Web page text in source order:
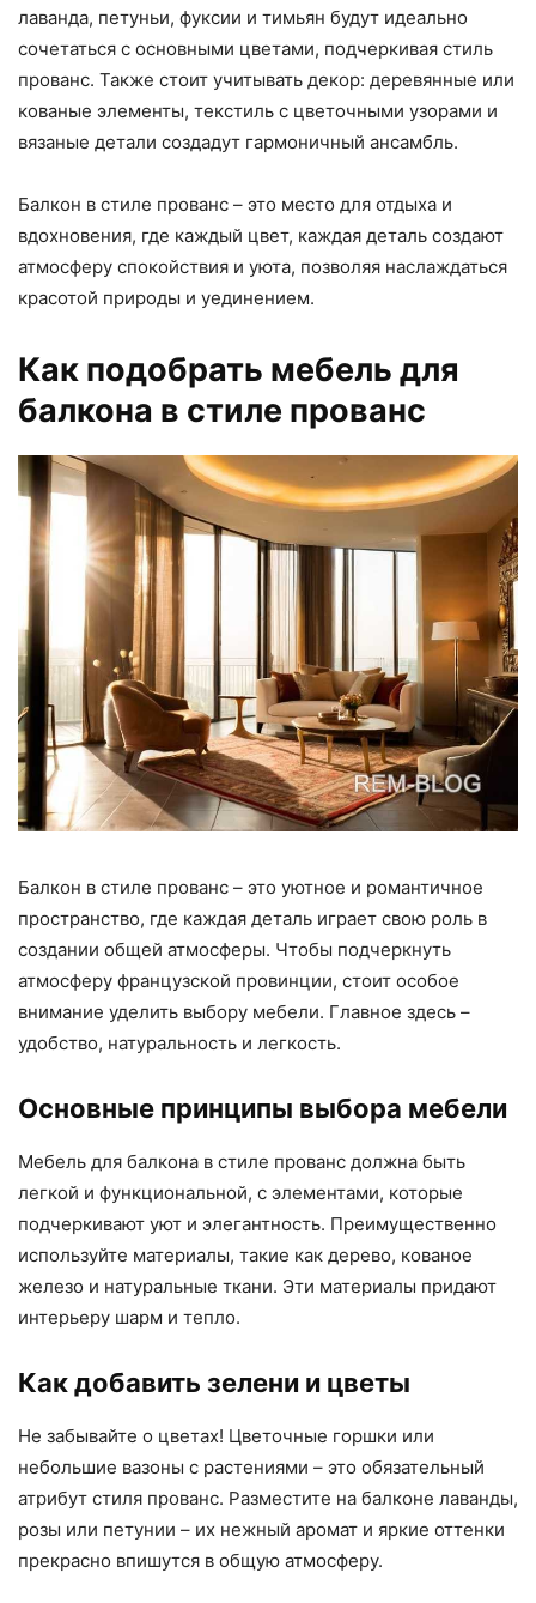
лаванда, петуньи, фуксии и тимьян будут идеально
сочетаться с основными цветами, подчеркивая стиль
прованс. Также стоит учитывать декор: деревянные или
кованые элементы, текстиль с цветочными узорами и
вязаные детали создадут гармоничный ансамбль.
Балкон в стиле прованс – это место для отдыха и
вдохновения, где каждый цвет, каждая деталь создают
атмосферу спокойствия и уюта, позволяя наслаждаться
красотой природы и уединением.
Как подобрать мебель для
балкона в стиле прованс
Балкон в стиле прованс – это уютное и романтичное
пространство, где каждая деталь играет свою роль в
создании общей атмосферы. Чтобы подчеркнуть
атмосферу французской провинции, стоит особое
внимание уделить выбору мебели. Главное здесь –
удобство, натуральность и легкость.
Основные принципы выбора мебели
Мебель для балкона в стиле прованс должна быть
легкой и функциональной, с элементами, которые
подчеркивают уют и элегантность. Преимущественно
используйте материалы, такие как дерево, кованое
железо и натуральные ткани. Эти материалы придают
интерьеру шарм и тепло.
Как добавить зелени и цветы
Не забывайте о цветах! Цветочные горшки или
небольшие вазоны с растениями – это обязательный
атрибут стиля прованс. Разместите на балконе лаванды,
розы или петунии – их нежный аромат и яркие оттенки
прекрасно впишутся в общую атмосферу.